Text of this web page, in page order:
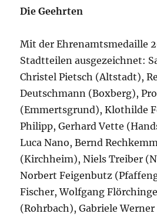
Die Geehrten
Mit der Ehrenamtsmedaille
Stadtteilen ausgezeichnet:
Christel Pietsch (Altstadt),
Deutschmann (Boxberg),
(Emmertsgrund), Klothilde
Philipp, Gerhard Vette
Luca Nano, Bernd
(Kirchheim), Niels Treiber
Norbert Feigenbutz
Fischer, Wolfgang
(Rohrbach), Gabriele